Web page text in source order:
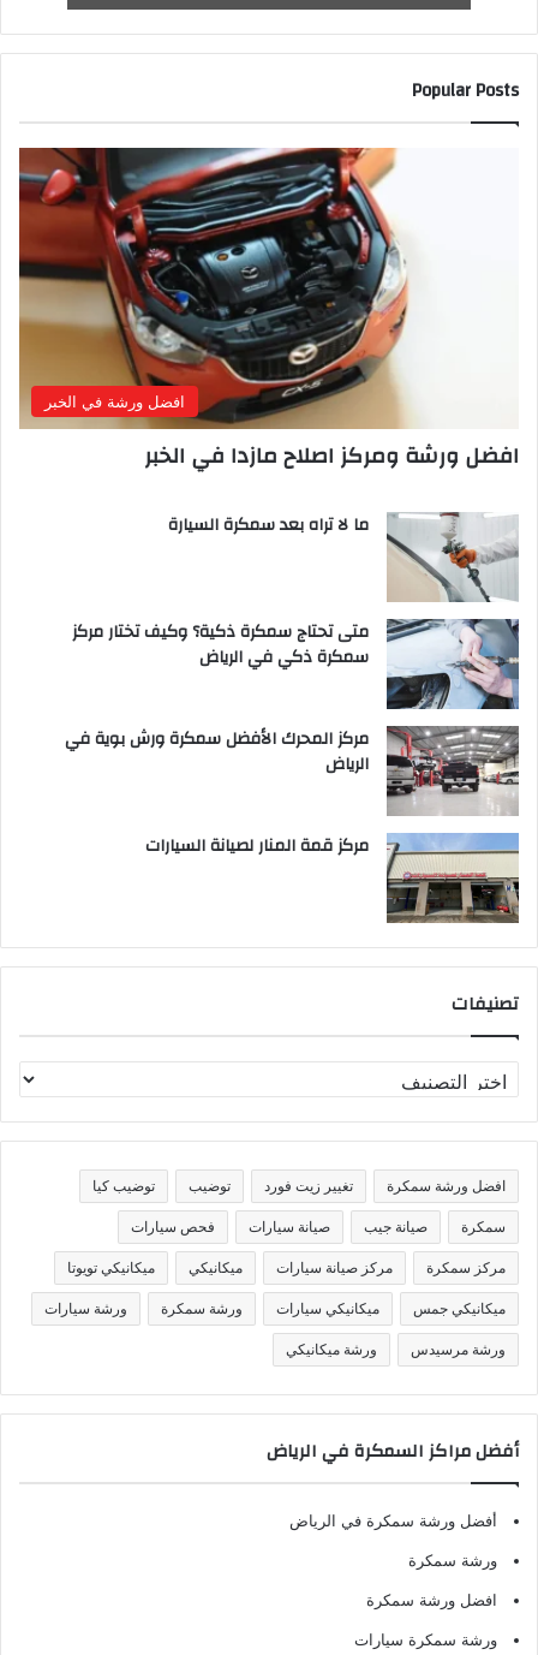
Popular Posts
افضل ورشة في الخبر
افضل ورشة ومركز اصلاح مازدا في الخبر
ما لا تراه بعد سمكرة السيارة
متى تحتاج سمكرة ذكية؟ وكيف تختار مركز
سمكرة ذكي في الرياض
مركز المحرك الأفضل سمكرة ورش بوية في
الرياض
مركز قمة المنار لصيانة السيارات
تصنيفات
ص
ن
ف
ا
افضل ورشة سمكرة تغيير زيت فورد توضيب توضيب كيا
سمكرة صيانة جيب صيانة سيارات فحص سيارات
مركز سمكرة مركز صيانة سيارات ميكانيكي ميكانيكي تويوتا
ميكانيكي جمس ميكانيكي سيارات ورشة سمكرة ورشة سيارات
ورشة مرسيدس ورشة ميكانيكي
أفضل مراكز السمكرة في الرياض
أفضل ورشة سمكرة في الرياض
ورشة سمكرة
افضل ورشة سمكرة
ورشة سمكرة سيارات